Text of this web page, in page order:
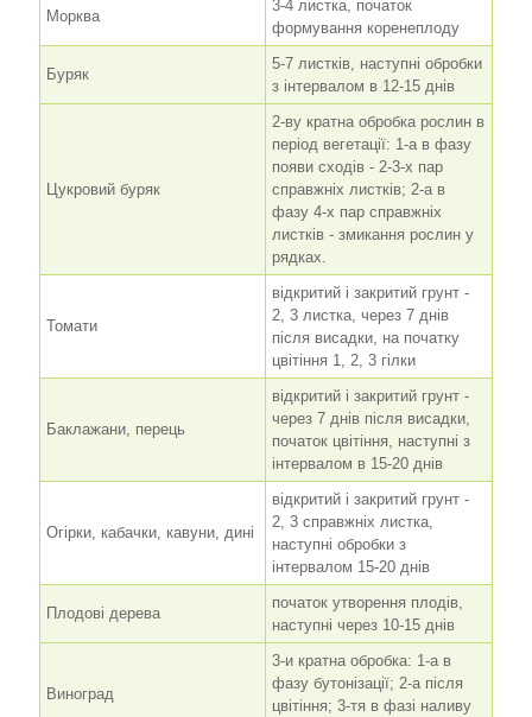
Морква
3-4 листка, початок
формування коренеплоду
Буряк
5-7 листків, наступні обробки
з інтервалом в 12-15 днів
Цукровий буряк
2-ву кратна обробка рослин в
період вегетації: 1-а в фазу
появи сходів - 2-3-х пар
справжніх листків; 2-а в
фазу 4-х пар справжніх
листків - змикання рослин у
рядках.
Томати
відкритий і закритий грунт -
2, 3 листка, через 7 днів
після висадки, на початку
цвітіння 1, 2, 3 гілки
Баклажани, перець
відкритий і закритий грунт -
через 7 днів після висадки,
початок цвітіння, наступні з
інтервалом в 15-20 днів
Огірки, кабачки, кавуни, дині
відкритий і закритий грунт -
2, 3 справжніх листка,
наступні обробки з
інтервалом 15-20 днів
Плодові дерева
початок утворення плодів,
наступні через 10-15 днів
Виноград
3-и кратна обробка: 1-а в
фазу бутонізації; 2-а після
цвітіння; 3-тя в фазі наливу